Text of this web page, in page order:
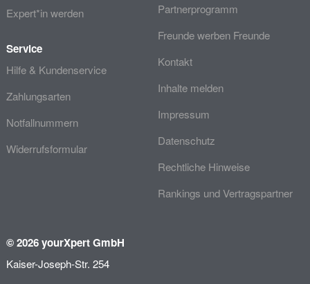
Expert*in werden
Service
Hilfe & Kundenservice
Zahlungsarten
Notfallnummern
Widerrufsformular
Partnerprogramm
Freunde werben Freunde
Kontakt
Inhalte melden
Impressum
Datenschutz
Rechtliche Hinweise
Rankings und Vertragspartner
© 2026 yourXpert GmbH
Kaiser-Joseph-Str. 254